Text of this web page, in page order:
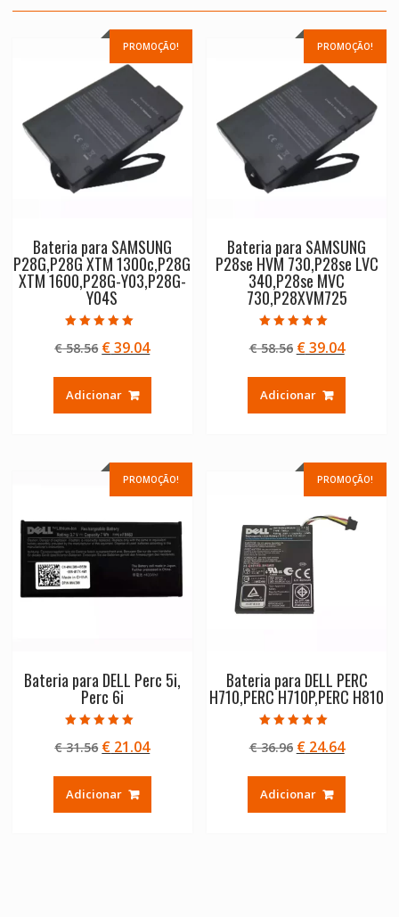
PROMOÇÃO!
Bateria para SAMSUNG
P28G,P28G XTM 1300c,P28G
XTM 1600,P28G-Y03,P28G-
Y04S
5.00
de 5
€58.56 O
original
era:
€39.04O
Adicionar
PROMOÇÃO!
Bateria para SAMSUNG
P28se HVM 730,P28se LVC
340,P28se MVC
730,P28XVM725
5.00
de 5
€58.56 O
original
era:
€39.04O
Adicionar
PROMOÇÃO!
Bateria para DELL Perc 5i,
Perc 6i
5.00
de 5
€31.56 O
original
era:
€ 21.04O
Adicionar
PROMOÇÃO!
Bateria para DELL PERC
H710,PERC H710P,PERC H810
5.00
de 5
€36.96 O
original
era:
€24.64O
Adicionar